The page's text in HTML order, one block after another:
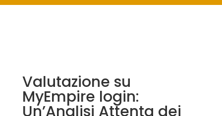
Valutazione su
MyEmpire login:
Un’Analisi Attenta dei